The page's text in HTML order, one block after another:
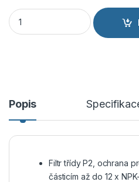
CANIS CXS Filtr 3M 2125
Popis
Filtr třídy P2, ochrana
částicím až do 12 x